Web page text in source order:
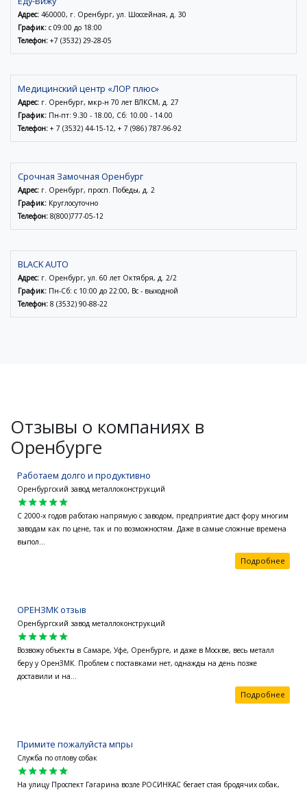
Адрес: 460000, г. Оренбург, ул. Шоссейная, д. 30
График: с 09:00 до 18:00
Телефон: +7 (3532) 29-28-05
Медицинский центр «ЛОР плюс»
Адрес: г. Оренбург, мкр-н 70 лет ВЛКСМ, д. 27
График: Пн-пт: 9.30 - 18.00, Сб: 10.00 - 14.00
Телефон: + 7 (3532) 44-15-12, + 7 (986) 787-96-92
Срочная Замочная Оренбург
Адрес: г. Оренбург, просп. Победы, д. 2
График: Круглосуточно
Телефон: 8(800)777-05-12
BLACK AUTO
Адрес: г. Оренбург, ул. 60 лет Октября, д. 2/2
График: Пн-Сб: с 10:00 до 22:00, Вс - выходной
Телефон: 8 (3532) 90-88-22
Отзывы о компаниях в
Оренбурге
Работаем долго и продуктивно
Оренбургский завод металлоконструкций
star
star
star
star
star
С 2000-х годов работаю напрямую с заводом, предприятие даст фору многим
заводам как по цене, так и по возможностям. Даже в самые сложные времена
выпол...
Подробнее
ОРЕНЗМК отзыв
Оренбургский завод металлоконструкций
star
star
star
star
star
Возвожу объекты в Самаре, Уфе, Оренбурге, и даже в Москве, весь металл
беру у ОренЗМК. Проблем с поставками нет, однажды на день позже
доставили и на...
Подробнее
Примите пожалуйста мпры
Служба по отлову собак
star
star
star
star
star
На улицу Проспект Гагарина возле РОСИНКАС бегает стая бродячих собак,